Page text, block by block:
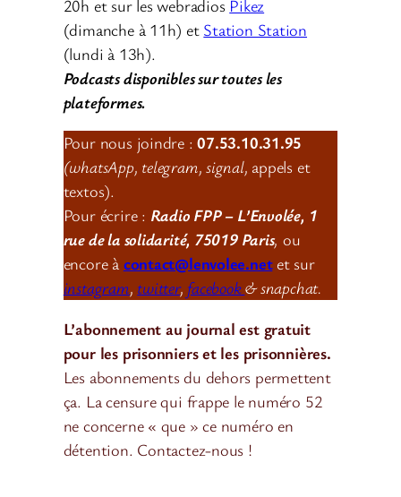
20h et sur les webradios Pikez
(dimanche à 11h) et Station Station
(lundi à 13h).
Podcasts disponibles sur toutes les
plateformes.
Pour nous joindre : 07.53.10.31.95
(whatsApp, telegram, signal, appels et
textos).
Pour écrire : Radio FPP – L’Envolée, 1
rue de la solidarité, 75019 Paris, ou
encore à contact@lenvolee.netet sur
instagram, twitter, facebook& snapchat.
L’abonnement au journal est gratuit
pour les prisonniers et les prisonnières.
Les abonnements du dehors permettent
ça. La censure qui frappe le numéro 52
ne concerne « que » ce numéro en
détention. Contactez-nous !